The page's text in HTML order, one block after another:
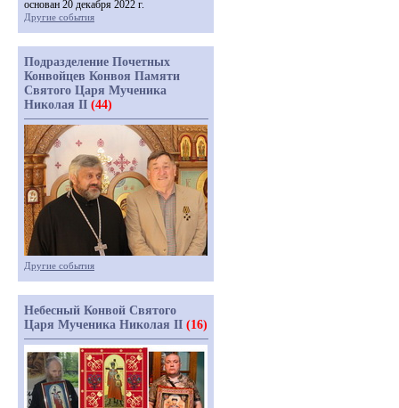
основан 20 декабря 2022 г.
Другие события
Подразделение Почетных
Конвойцев Конвоя Памяти
Святого Царя Мученика
Николая II (44)
Другие события
Небесный Конвой Святого
Царя Мученика Николая II (16)